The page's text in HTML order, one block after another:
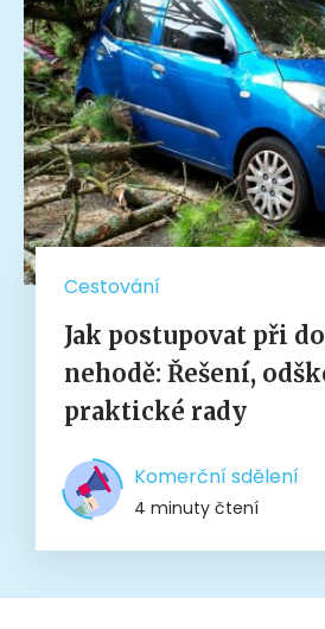
Cestování
Jak postupovat při
nehodě: Řešení,
praktické rady
Komerční sdělení
4 minuty čtení